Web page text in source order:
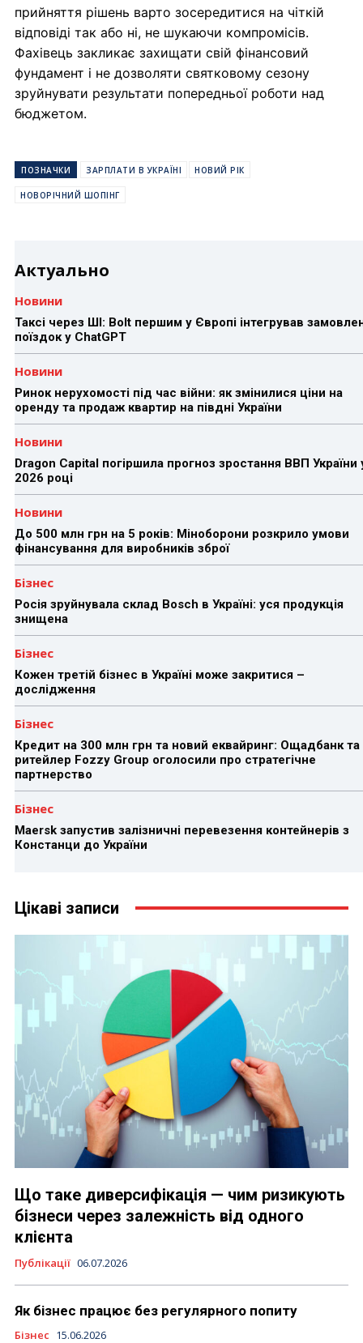
прийняття рішень варто зосередитися на чіткій
відповіді так або ні, не шукаючи компромісів.
Фахівець закликає захищати свій фінансовий
фундамент і не дозволяти святковому сезону
зруйнувати результати попередньої роботи над
бюджетом.
ПОЗНАЧКИ ЗАРПЛАТИ В УКРАЇНІ НОВИЙ РІК
НОВОРІЧНИЙ ШОПІНГ
Актуально
Новини
Таксі через ШІ: Bolt першим у Європі інтегрував
поїздок у ChatGPT
Новини
Ринок нерухомості під час війни: як змінилися ціни на
оренду та продаж квартир на півдні України
Новини
Dragon Capital погіршила прогноз зростання ВВП України
2026 році
Новини
До 500 млн грн на 5 років: Міноборони розкрило умови
фінансування для виробників зброї
Бізнес
Росія зруйнувала склад Bosch в Україні: уся продукція
знищена
Бізнес
Кожен третій бізнес в Україні може закритися –
дослідження
Бізнес
Кредит на 300 млн грн та новий еквайринг: Ощадбанк та
ритейлер Fozzy Group оголосили про стратегічне
партнерство
Бізнес
Maersk запустив залізничні перевезення контейнерів з
Констанци до України
Цікаві записи
Що таке диверсифікація — чим ризикують
бізнеси через залежність від одного
клієнта
Публікації 06.07.2026
Як бізнес працює без регулярного попиту
Бізнес 15.06.2026